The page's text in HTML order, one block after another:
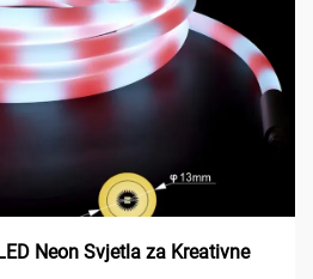
Neon Svjetla za Kreativne